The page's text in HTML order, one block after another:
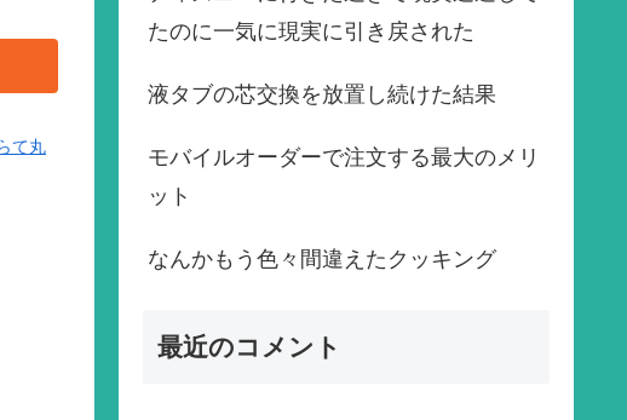
て丸
たのに一気に現実に引き戻された
液タブの芯交換を放置し続けた結果
モバイルオーダーで注文する最大のメリ
ット
なんかもう色々間違えたクッキング
最近のコメント